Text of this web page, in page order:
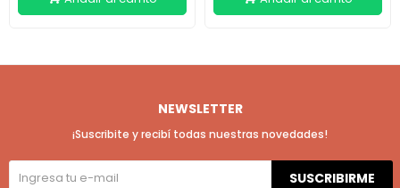
NEWSLETTER
¡Suscribite y recibí todas nuestras novedades!
SUSCRIBIRME